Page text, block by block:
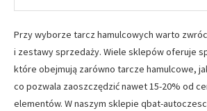
Przy wyborze tarcz hamulcowych warto
i zestawy sprzedaży. Wiele sklepów oferuje
które obejmują zarówno tarcze hamulcowe,
co pozwala zaoszczędzić nawet 15-20% od
elementów. W naszym sklepie qbat-